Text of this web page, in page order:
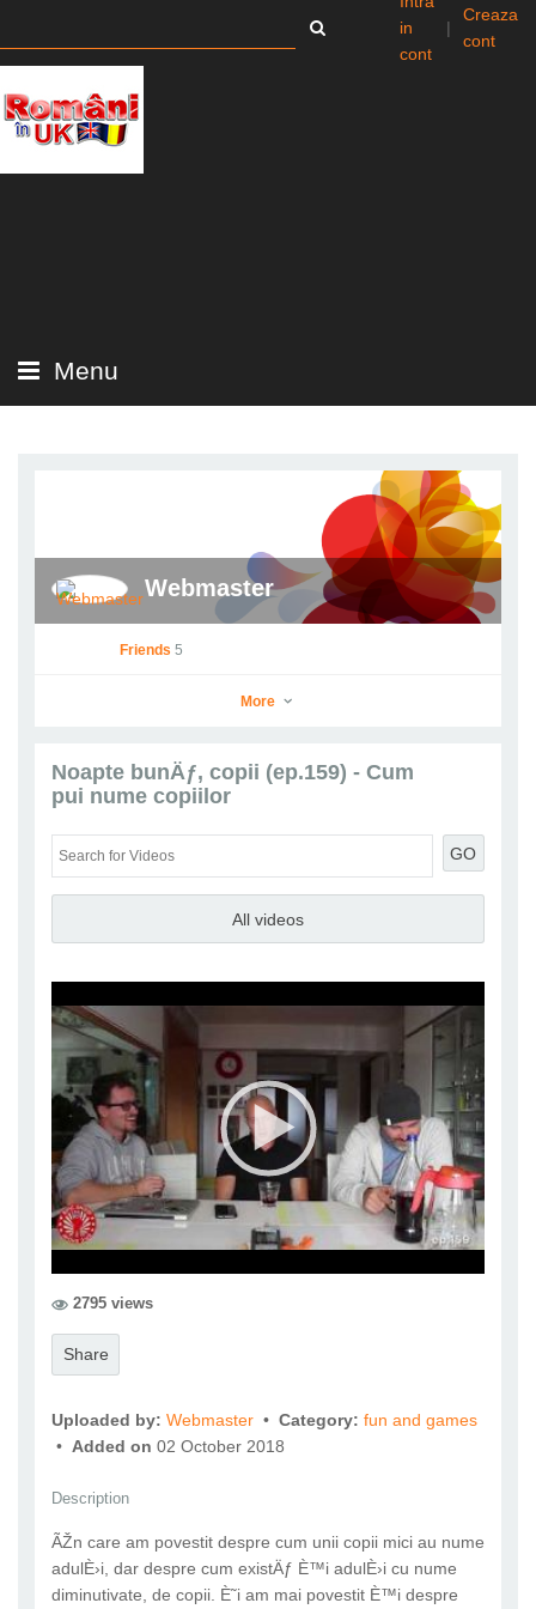
in
cont
|
Creaza
cont
Menu
Webmaster
Webmaster
Add as Friend Photos Videos Send Message
Friends 5
More
Noapte bunÄƒ, copii (ep.159) - Cum
pui nume copiilor
GO
All videos
2795 views
Share
Uploaded by: Webmaster • Category: fun and games
• Added on 02 October 2018
Description
ÃŽn care am povestit despre cum unii copii mici au nume
adulÈ›i, dar despre cum existÄƒ È™i adulÈ›i cu nume
diminutivate, de copii. È˜i am mai povestit È™i despre